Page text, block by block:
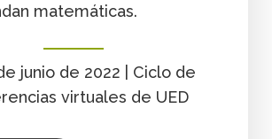
matemáticas.
junio de 2022 | Ciclo de
virtuales de UED